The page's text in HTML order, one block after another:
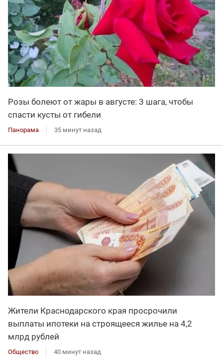
Розы болеют от жары в августе: 3 шага, чтобы
спасти кусты от гибели
Панорама 35 минут назад
Жители Краснодарского края просрочили
выплаты ипотеки на строящееся жилье на 4,2
млрд рублей
Общество 40 минут назад